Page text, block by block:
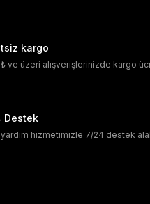
kargo
ve üzeri alışverişlerinizde kargo
Destek
yardım hizmetimizle 7/24 destek